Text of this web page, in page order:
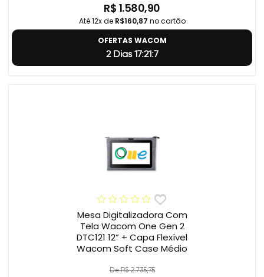
R$ 1.580,90
Até 12x de R$160,87 no cartão
OFERTAS WACOM
2 Dias 17:21:6
Mesa Digitalizadora Com
Tela Wacom One Gen 2
DTC121 12” + Capa Flexível
Wacom Soft Case Médio
De R$ 2.735,75